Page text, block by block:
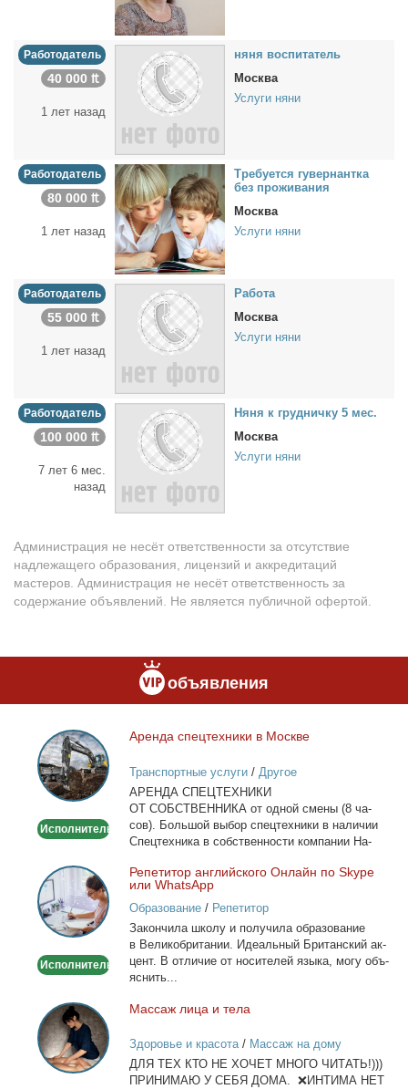
Работодатель
40 000 ₶
1 лет назад
ня­ня вос­пи­та­тель
Москва
Услуги няни
Работодатель
80 000 ₶
1 лет назад
Тре­бу­ет­ся гу­вер­нант­ка
без про­жи­ва­ния
Москва
Услуги няни
Работодатель
55 000 ₶
1 лет назад
Ра­бо­та
Москва
Услуги няни
Работодатель
100 000 ₶
7 лет 6 мес.
назад
Ня­ня к груд­нич­ку 5 мес.
Москва
Услуги няни
Администрация не несёт ответственности за отсутствие
надлежащего образования, лицензий и аккредитаций
мастеров. Администрация не несёт ответственность за
содержание объявлений. Не является публичной офертой.
объявления
Аренда
спецтехники
в
Москве
Исполнитель
Арен­да спец­тех­ни­ки в Москве
Транспортные услуги/ Другое
АРЕНДА СПЕЦТЕХНИКИ
ОТ СОБСТВЕННИКА от од­ной сме­ны (8 ча­
сов). Боль­шой вы­бор спец­тех­ни­ки в на­ли­чии
Спец­тех­ни­ка в соб­ствен­но­сти ком­па­нии На­
Репетитор
английского
Онлайн
по
или
Исполнитель
Ре­пе­ти­тор ан­глий­ско­го Он­лайн по Skype
или WhatsApp
Образование/ Репетитор
За­кон­чи­ла шко­лу и по­лу­чи­ла об­ра­зо­ва­ние
в Ве­ли­ко­бри­та­нии. Иде­аль­ный Бри­тан­ский ак­
цент. В от­ли­чие от но­си­те­лей язы­ка, мо­гу объ­
яс­нить...
Массаж
лица
и
тела
Мас­саж ли­ца и те­ла
Здоровье и красота/ Массаж на дому
ДЛЯ ТЕХ КТО НЕ ХОЧЕТ МНОГО ЧИТАТЬ!)))
ПРИНИМАЮ У СЕБЯ ДОМА. ❌ИНТИМА НЕТ